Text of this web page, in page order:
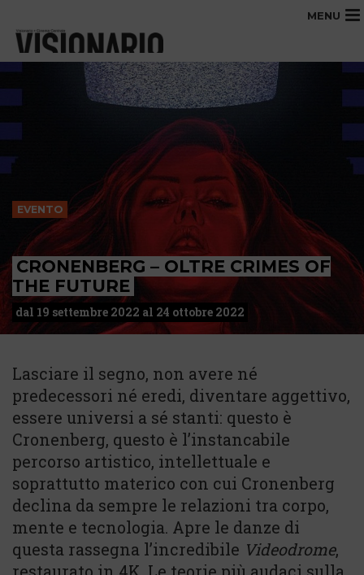
MENU
EVENTO
CRONENBERG – OLTRE CRIMES OF
THE FUTURE
dal 19 settembre 2022 al 24 ottobre 2022
Lasciare il segno, non avere né
predecessori né eredi, diventare aggettivo,
essere universi a sé stanti: questo è
Cronenberg, questo è l’instancabile
percorso artistico, intellettuale e
soprattutto materico con cui Cronenberg
declina da sempre le relazioni tra corpo,
mente e tecnologia. Apre le danze di
questa rassegna l’incredibile Videodrome,